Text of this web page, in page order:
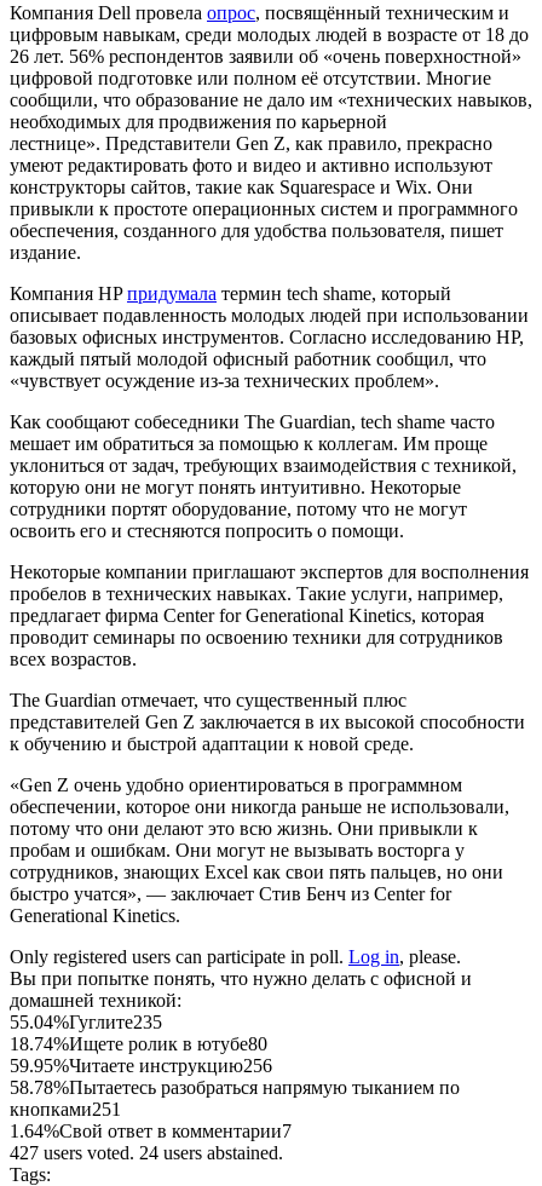
Компания Dell провела опрос, посвящённый техническим и
цифровым навыкам, среди молодых людей в возрасте от 18 до
26 лет. 56% респондентов заявили об «очень поверхностной»
цифровой подготовке или полном её отсутствии. Многие
сообщили, что образование не дало им «технических навыков,
необходимых для продвижения по карьерной
лестнице». Представители Gen Z, как правило, прекрасно
умеют редактировать фото и видео и активно используют
конструкторы сайтов, такие как Squarespace и Wix. Они
привыкли к простоте операционных систем и программного
обеспечения, созданного для удобства пользователя, пишет
издание.
Компания HPпридумала термин tech shame, который
описывает подавленность молодых людей при использовании
базовых офисных инструментов. Согласно исследованию HP,
каждый пятый молодой офисный работник сообщил, что
«чувствует осуждение из-за технических проблем».
Как сообщают собеседники The Guardian, tech shame часто
мешает им обратиться за помощью к коллегам. Им проще
уклониться от задач, требующих взаимодействия с техникой,
которую они не могут понять интуитивно. Некоторые
сотрудники портят оборудование, потому что не могут
освоить его и стесняются попросить о помощи.
Некоторые компании приглашают экспертов для восполнения
пробелов в технических навыках. Такие услуги, например,
предлагает фирма Center for Generational Kinetics, которая
проводит семинары по освоению техники для сотрудников
всех возрастов.
The Guardian отмечает, что существенный плюс
представителей Gen Z заключается в их высокой способности
к обучению и быстрой адаптации к новой среде.
«Gen Z очень удобно ориентироваться в программном
обеспечении, которое они никогда раньше не использовали,
потому что они делают это всю жизнь. Они привыкли к
пробам и ошибкам. Они могут не вызывать восторга у
сотрудников, знающих Excel как свои пять пальцев, но они
быстро учатся», — заключает Стив Бенч из Center for
Generational Kinetics.
Only registered users can participate in poll. Log in, please.
Вы при попытке понять, что нужно делать с офисной и
домашней техникой:
55.04%Гуглите235
18.74%Ищете ролик в ютубе80
59.95%Читаете инструкцию256
58.78%Пытаетесь разобраться напрямую тыканием по
кнопками251
1.64%Свой ответ в комментарии7
427 users voted. 24 users abstained.
Tags: